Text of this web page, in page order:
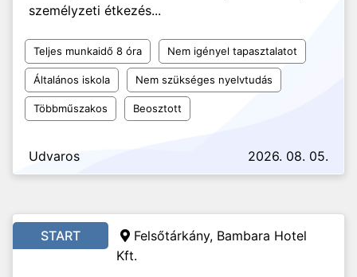
személyzeti étkezés...
Teljes munkaidő 8 óra Nem igényel tapasztalatot
Általános iskola Nem szükséges nyelvtudás
Többműszakos Beosztott
Udvaros 2026. 08. 05.
START
Felsőtárkány, Bambara Hotel
Kft.